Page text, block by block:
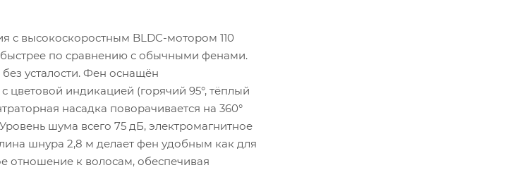
с высокоскоростным BLDC-мотором 110
быстрее по сравнению с обычными фенами.
усталости. Фен оснащён
цветовой индикацией (горячий 95°, тёплый
насадка поворачивается на 360°
шума всего 75 дБ, электромагнитное
шнура 2,8 м делает фен удобным как для
отношение к волосам, обеспечивая